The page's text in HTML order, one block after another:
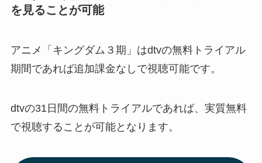
を見ることが可能
アニメ「キングダム３期」はdtvの無料トライアル
期間であれば追加課金なしで視聴可能です。
dtvの31日間の無料トライアルであれば、実質無料
で視聴することが可能となります。